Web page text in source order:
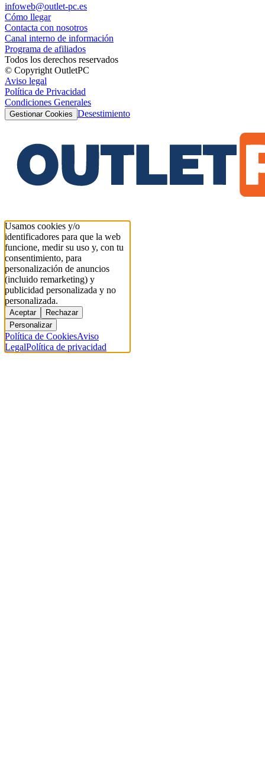
infoweb@outlet-pc.es
Cómo llegar
Contacta con nosotros
Canal interno de información
Programa de afiliados
Todos los derechos reservados
© Copyright OutletPC
Aviso legal
Política de Privacidad
Condiciones Generales
Gestionar Cookies Desestimiento
Usamos cookies y/o
identificadores para que la web
funcione, medir su uso y, con tu
consentimiento, para
personalización de anuncios
(incluido remarketing) y
publicidad personalizada y no
personalizada.
Aceptar
Rechazar
Personalizar
Política de CookiesAviso
LegalPolítica de privacidad